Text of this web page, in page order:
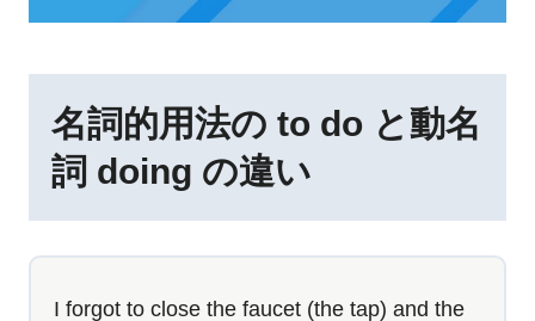
名詞的用法の to do と動名
詞 doing の違い
I forgot to close the faucet (the tap) and the